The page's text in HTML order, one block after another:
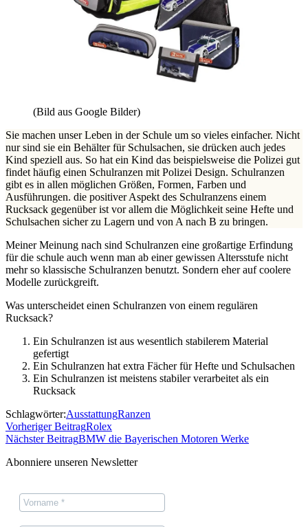
(Bild aus Google Bilder)
Sie machen unser Leben in der Schule um so vieles einfacher. Nicht
nur sind sie ein Behälter für Schulsachen, sie drücken auch jedes
Kind speziell aus. So hat ein Kind das beispielsweise die Polizei gut
findet häufig einen Schulranzen mit Polizei Design. Schulranzen
gibt es in allen möglichen Größen, Formen, Farben und
Ausführungen. die positiver Aspekt des Schulranzens einem
Rucksack gegenüber ist vor allem die Möglichkeit seine Hefte und
Schulsachen sicher zu Lagern und von A nach B zu bringen.
Meiner Meinung nach sind Schulranzen eine großartige Erfindung
für die schule auch wenn man ab einer gewissen Altersstufe nicht
mehr so klassische Schulranzen benutzt. Sondern eher auf coolere
Modelle zurückgreift.
Was unterscheidet einen Schulranzen von einem regulären
Rucksack?
Ein Schulranzen ist aus wesentlich stabilerem Material
gefertigt
Ein Schulranzen hat extra Fächer für Hefte und Schulsachen
Ein Schulranzen ist meistens stabiler verarbeitet als ein
Rucksack
Schlagwörter:AusstattungRanzen
Vorheriger BeitragRolex
Nächster BeitragBMW die Bayerischen Motoren Werke
Abonniere unseren Newsletter